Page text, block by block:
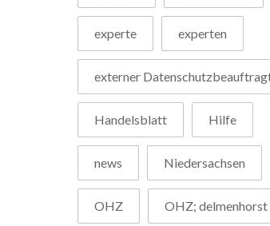
experte experten
externer
Handelsblatt Hilfe
news Niedersachsen
OHZ OHZ; delmenhorst